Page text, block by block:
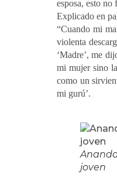
esposa, esto no
Explicado en
“Cuando mi
violenta
‘Madre’, me
mi mujer sino
como un
mi gurú’.
joven